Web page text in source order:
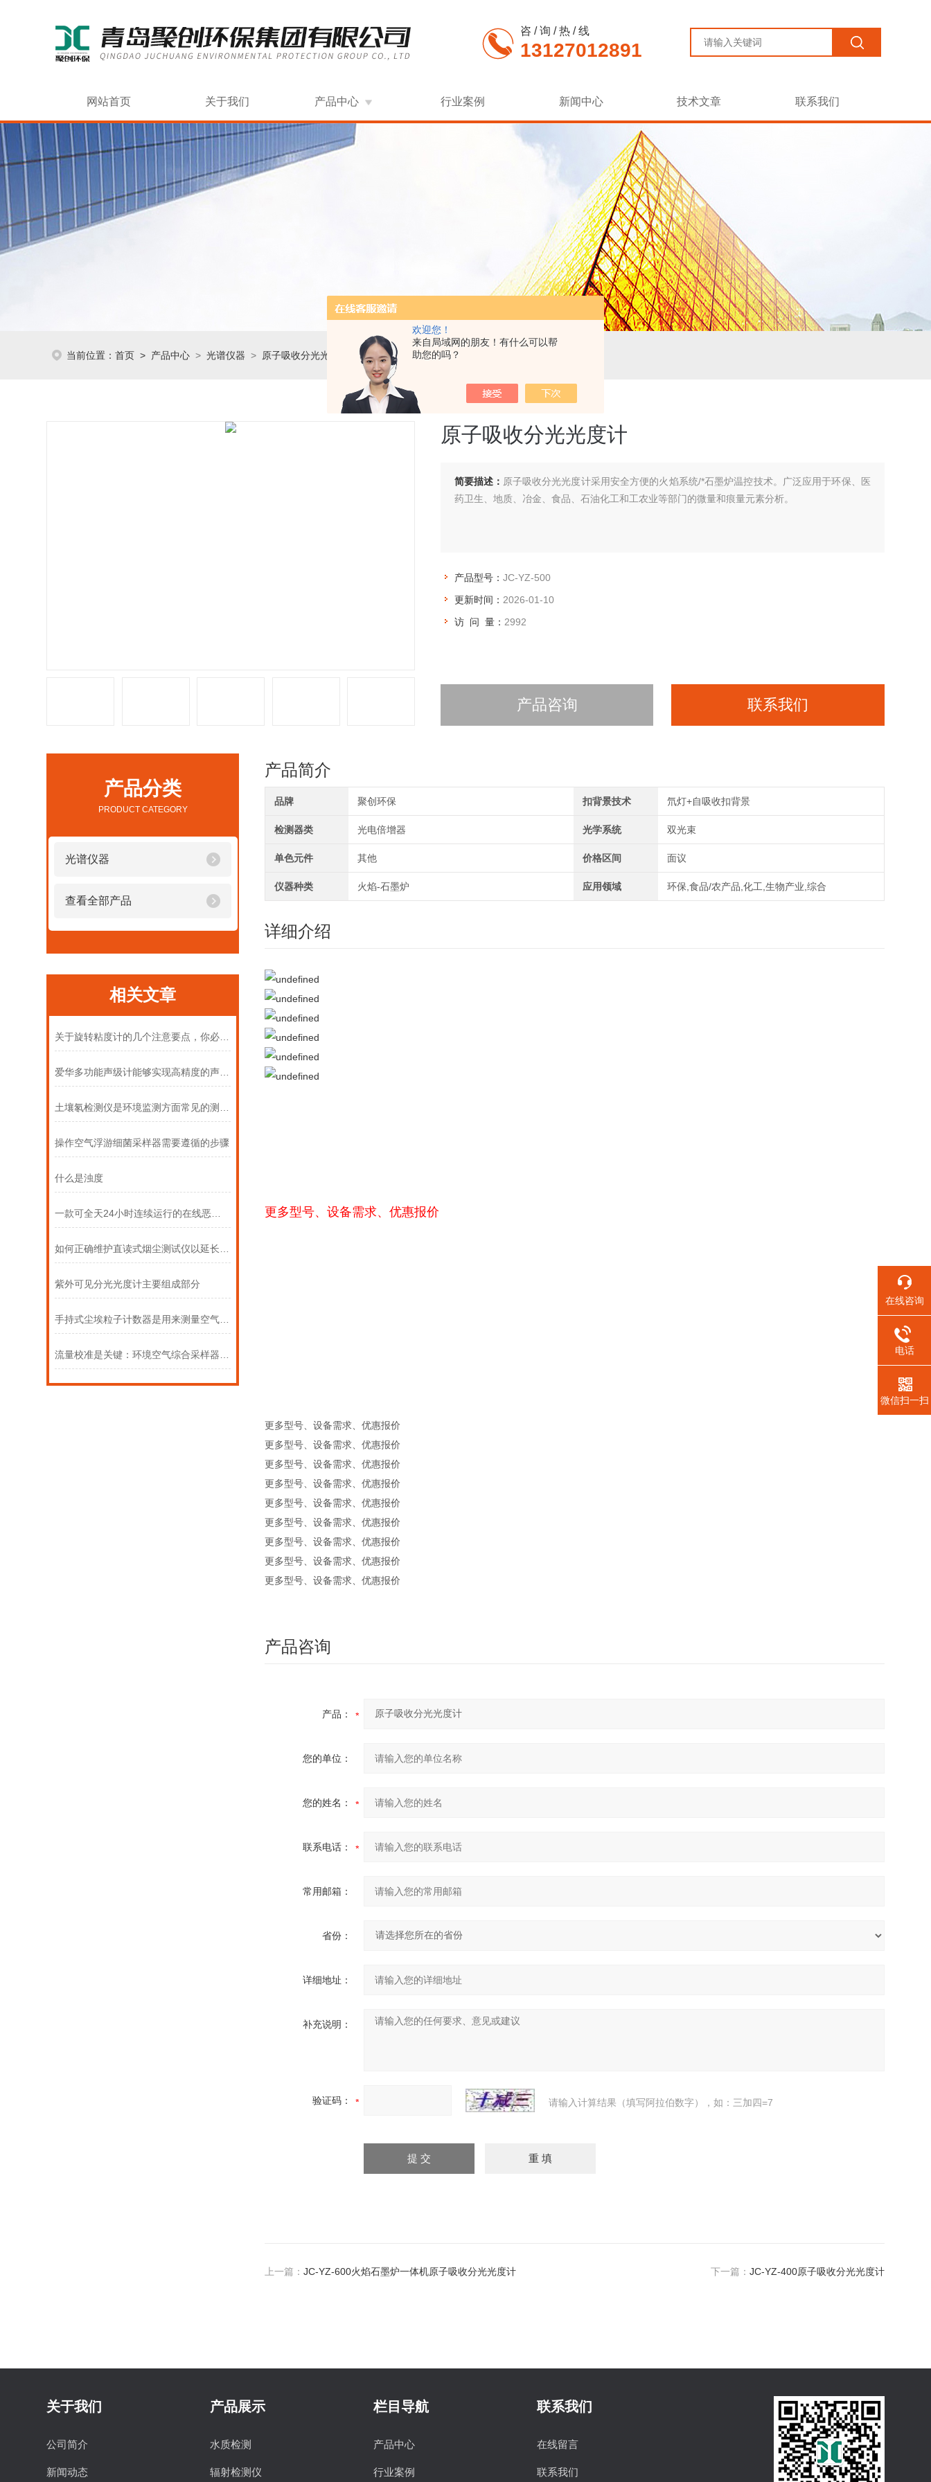
欢迎您！
来自局域网的朋友！有什么可以帮
助您的吗？
咨 / 询 / 热 / 线
13127012891
网站首页 关于我们 产品中心 行业案例 新闻中心 技术文章 联系我们
当前位置： 首页 > 产品中心 > 光谱仪器 > 原子吸收分光光度计 > JC-YZ-500原子吸收分光光度计
原子吸收分光光度计
简要描述： 原子吸收分光光度计采用安全方便的火焰系统/*石墨炉温控技术。广泛应用于环保、医
药卫生、地质、冶金、食品、石油化工和工农业等部门的微量和痕量元素分析。
产品型号： JC-YZ-500
更新时间： 2026-01-10
访 问 量： 2992
产品咨询 联系我们
产品分类
PRODUCT CATEGORY
光谱仪器
查看全部产品
相关文章
操作空气浮游细菌采样器需要遵循的步骤
什么是浊度
紫外可见分光光度计主要组成部分
产品简介
品牌 聚创环保 扣背景技术 氘灯+自吸收扣背景
检测器类 光电倍增器 光学系统 双光束
单色元件 其他 价格区间 面议
仪器种类 火焰-石墨炉 应用领域 环保,食品/农产品,化工,生物产业,综合
详细介绍
更多型号、设备需求、优惠报价
更多型号、设备需求、优惠报价
更多型号、设备需求、优惠报价
更多型号、设备需求、优惠报价
更多型号、设备需求、优惠报价
更多型号、设备需求、优惠报价
更多型号、设备需求、优惠报价
更多型号、设备需求、优惠报价
更多型号、设备需求、优惠报价
更多型号、设备需求、优惠报价
产品咨询
产品：
您的单位：
您的姓名：
联系电话：
常用邮箱：
省份：
详细地址：
补充说明：
验证码： 请输入计算结果（填写阿拉伯数字），如：三加四=7
上一篇： JC-YZ-600火焰石墨炉一体机原子吸收分光光度计 下一篇： JC-YZ-400原子吸收分光光度计
关于我们
公司简介
新闻动态
产品展示
水质检测
辐射检测仪
栏目导航
产品中心
行业案例
联系我们
在线留言
联系我们
在线咨询
电话
微信扫一扫